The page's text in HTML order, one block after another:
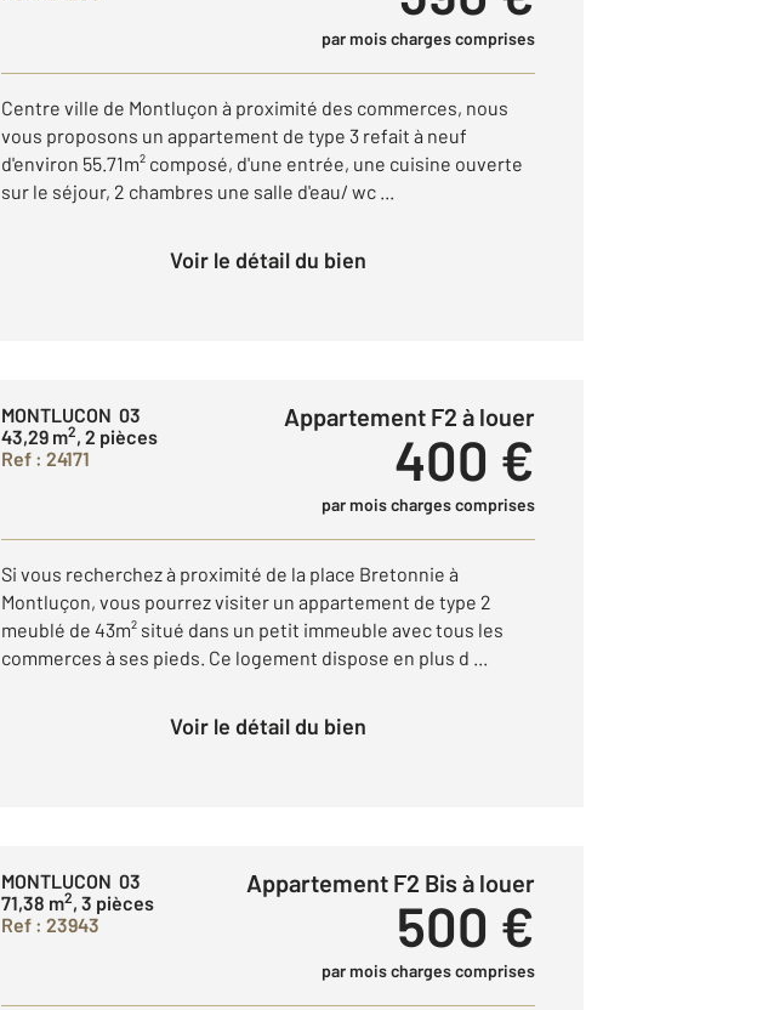
par mois charges comprises
Centre ville de Montluçon à proximité des commerces, nous
vous proposons un appartement de type 3 refait à neuf
d'environ 55.71m² composé, d'une entrée, une cuisine ouverte
sur le séjour, 2 chambres une salle d'eau/ wc ...
Voir le détail du bien
MONTLUCON 03
43,29 m2, 2 pièces
Ref : 24171
Appartement F2 à louer
400 €
par mois charges comprises
Si vous recherchez à proximité de la place Bretonnie à
Montluçon, vous pourrez visiter un appartement de type 2
meublé de 43m² situé dans un petit immeuble avec tous les
commerces à ses pieds. Ce logement dispose en plus d ...
Voir le détail du bien
MONTLUCON 03
71,38 m2, 3 pièces
Ref : 23943
Appartement F2 Bis à louer
500 €
par mois charges comprises